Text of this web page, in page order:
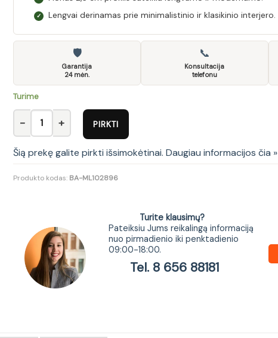
✓ Lengvai derinamas prie minimalistinio ir klasikinio interjero.
🛡
Garantija
24 mėn.
📞
Konsultacija
telefonu
Turime
produkto kiekis: Vonios spintelės stalviršis CAPRI OAK 892
PIRKTI
Šią prekę galite pirkti išsimokėtinai. Daugiau informacijos čia »
Produkto kodas: BA-ML102896
Turite klausimų?
Pateiksiu Jums reikalingą informaciją
nuo pirmadienio iki penktadienio
09:00-18:00.
Tel. 8 656 88181